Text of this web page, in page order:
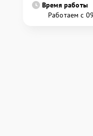
Время работы
Работаем с